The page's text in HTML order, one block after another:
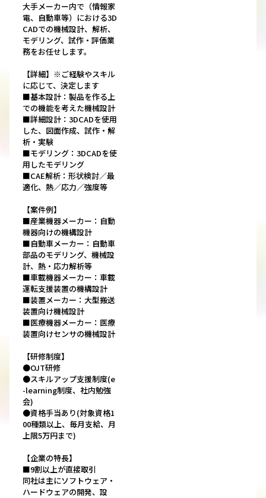
大手メーカー内で（情報家
電、自動車等）における3D
CADでの機械設計、解析、
モデリング、試作・評価業
務をお任せします。
【詳細】※ご経験やスキル
に応じて、決定します
■基本設計：製品を作る上
での機能を考えた機械設計
■詳細設計：3DCADを使用
した、図面作成、試作・解
析・実験
■モデリング：3DCADを使
用したモデリング
■CAE解析：形状検討／最
適化、熱／応力／強度等
【案件例】
■産業機器メーカー：自動
機器向けの機構設計
■自動車メーカー：自動車
部品のモデリング、機械設
計、熱・応力解析等
■車載機器メーカー：車載
運転支援装置の機構設計
■装置メーカー：大型搬送
装置向け機械設計
■医療機器メーカー：医療
装置向けセンサの機械設計
【研修制度】
●OJT研修
●スキルアップ支援制度(e
-learning制度、社内勉強
会)
●資格手当あり(対象資格1
00種類以上、毎月支給、月
上限5万円まで)
【企業の特長】
■9割以上が直接取引
同社は主にソフトウェア・
ハードウェアの開発、設